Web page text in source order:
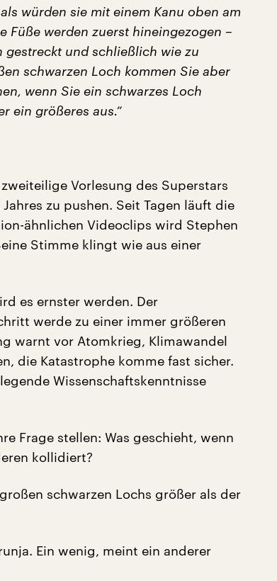
würden sie mit einem Kanu oben am
Füße werden zuerst hineingezogen –
und schließlich wie zu
schwarzen Loch kommen Sie aber
wenn Sie ein schwarzes Loch
ein größeres aus.“
Vorlesung des Superstars
zu pushen. Seit Tagen läuft die
ähnlichen Videoclips wird Stephen
Stimme klingt wie aus einer
es ernster werden. Der
werde zu einer immer größeren
warnt vor Atomkrieg, Klimawandel
die Katastrophe komme fast sicher.
Wissenschaftskenntnisse
Frage stellen: Was geschieht, wenn
kollidiert?
schwarzen Lochs größer als der
Ein wenig, meint ein anderer